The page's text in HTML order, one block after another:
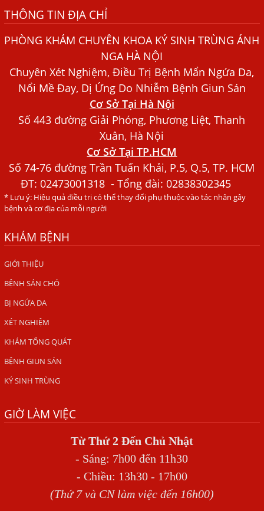
Bệnh Chàm Và Những Yếu Tố Liên Quan Đến Bệnh Giun
Sán
Dấu Hiệu Ngứa Da, Dị Ứng, Nổi Mề Đay Do Nhiễm Sán
Bác sĩ Nguyễn Ngọc Ánh Phòng Khám Ánh Nga Đề Tài
Nghiên Cứu Khoa
Xét Nghiệm Giun Sán Gồm Những Loại Nào? Chi Phí Bao
Nhiêu?
Người Đàn Ông Phát Ban Mẩn Đỏ Khắp Người, Sau Ba
Tháng Mới Tìm Ra Nguyên Nhân
Đau Mắt Đỏ, Nguyên Nhân Và Cách Điều Trị
HÀ NỘI – PHÁT BAN MẨN ĐỎ KHẮP NGƯỜI, ĐI KHÁM
PHÁT HIỆN NHIỄM KÝ SINH TRÙNG
Ăn hải sản sống, coi chừng nhiễm giun sán
ĂN MỘT MÓN ĂN SÁNG
ngứa?
Địa Chỉ Chữa Bệnh Giun Sán Chó Uy Tín Tại Hà Nội
SÁN TRONG NÃO GÂY RA CÁC TRIỆU CHỨNG NHƯ TÂM
THẦN
BỆNH GIUN XOẮN
Địa Chỉ Điều Trị Bệnh Sán Dây Uy Tín Tại Hà Nội
THÔNG TIN ĐỊA CHỈ
PHÒNG KHÁM CHUYÊN KHOA KÝ SINH TRÙNG ÁNH
NGA HÀ NỘI
Chuyên Xét Nghiệm, Điều Trị Bệnh Mẩn Ngứa Da,
Nổi Mề Đay, Dị Ứng Do Nhiễm Bệnh Giun Sán
Cơ Sở Tại Hà Nội
Số 443 đường Giải Phóng, Phương Liệt, Thanh
Xuân, Hà Nội
Cơ Sở Tại TP.HCM
Số 74-76 đường Trần Tuấn Khải, P.5, Q.5, TP. HCM
ĐT:02473001318 - Tổng đài: 02838302345
* Lưu ý: Hiệu quả điều trị có thể thay đổi phụ thuộc vào tác nhân gây
bệnh và cơ địa của mỗi người
KHÁM BỆNH
GIỚI THIỆU
BỆNH SÁN CHÓ
BỊ NGỨA DA
XÉT NGHIỆM
KHÁM TỔNG QUÁT
BỆNH GIUN SÁN
KÝ SINH TRÙNG
GIỜ LÀM VIỆC
Từ Thứ 2 Đến Chủ Nhật
- Sáng: 7h00 đến 11h30
- Chiều: 13h30 - 17h00
(Thứ 7 và CN làm việc đến 16h00)